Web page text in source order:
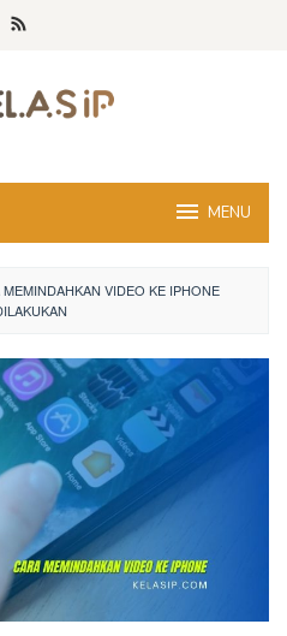
MENU
VIDEO KE IPHONE